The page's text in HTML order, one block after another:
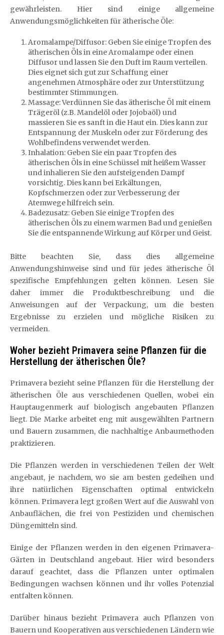
gewährleisten. Hier sind einige allgemeine
Anwendungsmöglichkeiten für ätherische Öle:
Aromalampe/Diffusor: Geben Sie einige Tropfen des
ätherischen Öls in eine Aromalampe oder einen
Diffusor und lassen Sie den Duft im Raum verteilen.
Dies eignet sich gut zur Schaffung einer
angenehmen Atmosphäre oder zur Unterstützung
bestimmter Stimmungen.
Massage: Verdünnen Sie das ätherische Öl mit einem
Trägeröl (z.B. Mandelöl oder Jojobaöl) und
massieren Sie es sanft in die Haut ein. Dies kann zur
Entspannung der Muskeln oder zur Förderung des
Wohlbefindens verwendet werden.
Inhalation: Geben Sie ein paar Tropfen des
ätherischen Öls in eine Schüssel mit heißem Wasser
und inhalieren Sie den aufsteigenden Dampf
vorsichtig. Dies kann bei Erkältungen,
Kopfschmerzen oder zur Verbesserung der
Atemwege hilfreich sein.
Badezusatz: Geben Sie einige Tropfen des
ätherischen Öls zu einem warmen Bad und genießen
Sie die entspannende Wirkung auf Körper und Geist.
Bitte beachten Sie, dass dies allgemeine
Anwendungshinweise sind und für jedes ätherische Öl
spezifische Empfehlungen gelten können. Lesen Sie
daher immer die Produktbeschreibung und die
Anweisungen auf der Verpackung, um die besten
Ergebnisse zu erzielen und mögliche Risiken zu
vermeiden.
Woher bezieht Primavera seine Pflanzen für die
Herstellung der ätherischen Öle?
Primavera bezieht seine Pflanzen für die Herstellung der
ätherischen Öle aus verschiedenen Quellen, wobei ein
Hauptaugenmerk auf biologisch angebauten Pflanzen
liegt. Die Marke arbeitet eng mit ausgewählten Partnern
und Bauern zusammen, die nachhaltige Anbaumethoden
praktizieren.
Die Pflanzen werden in verschiedenen Teilen der Welt
angebaut, je nachdem, wo sie am besten gedeihen und
ihre natürlichen Eigenschaften optimal entwickeln
können. Primavera legt großen Wert auf die Auswahl von
Anbauflächen, die frei von Pestiziden und chemischen
Düngemitteln sind.
Einige der Pflanzen werden in den eigenen Primavera-
Gärten in Deutschland angebaut. Hier wird besonders
darauf geachtet, dass die Pflanzen unter optimalen
Bedingungen wachsen können und ihr volles Potenzial
entfalten können.
Darüber hinaus bezieht Primavera auch Pflanzen von
Bauern und Kooperativen aus verschiedenen Ländern wie